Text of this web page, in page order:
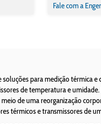
Fale com a
para medição térmica
de temperatura e
de uma reorganização
térmicos e transmissores de